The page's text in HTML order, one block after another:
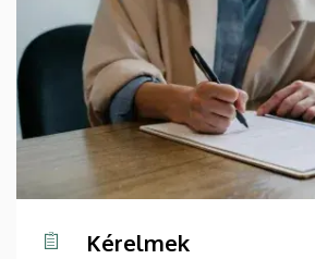
Kérelmek